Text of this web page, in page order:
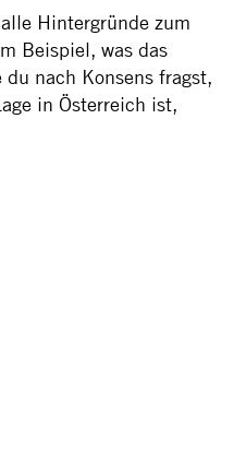
Hintergründe zum
Beispiel, was das
nach Konsens fragst,
in Österreich ist,